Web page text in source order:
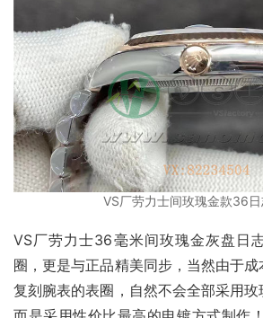
VS厂劳力士间玫瑰金款36
VS厂劳力士36毫米间玫瑰金灰盘日
圈，更是与正品精美同步，当然由于
复刻腕表的表圈，自然不会全部采用玫